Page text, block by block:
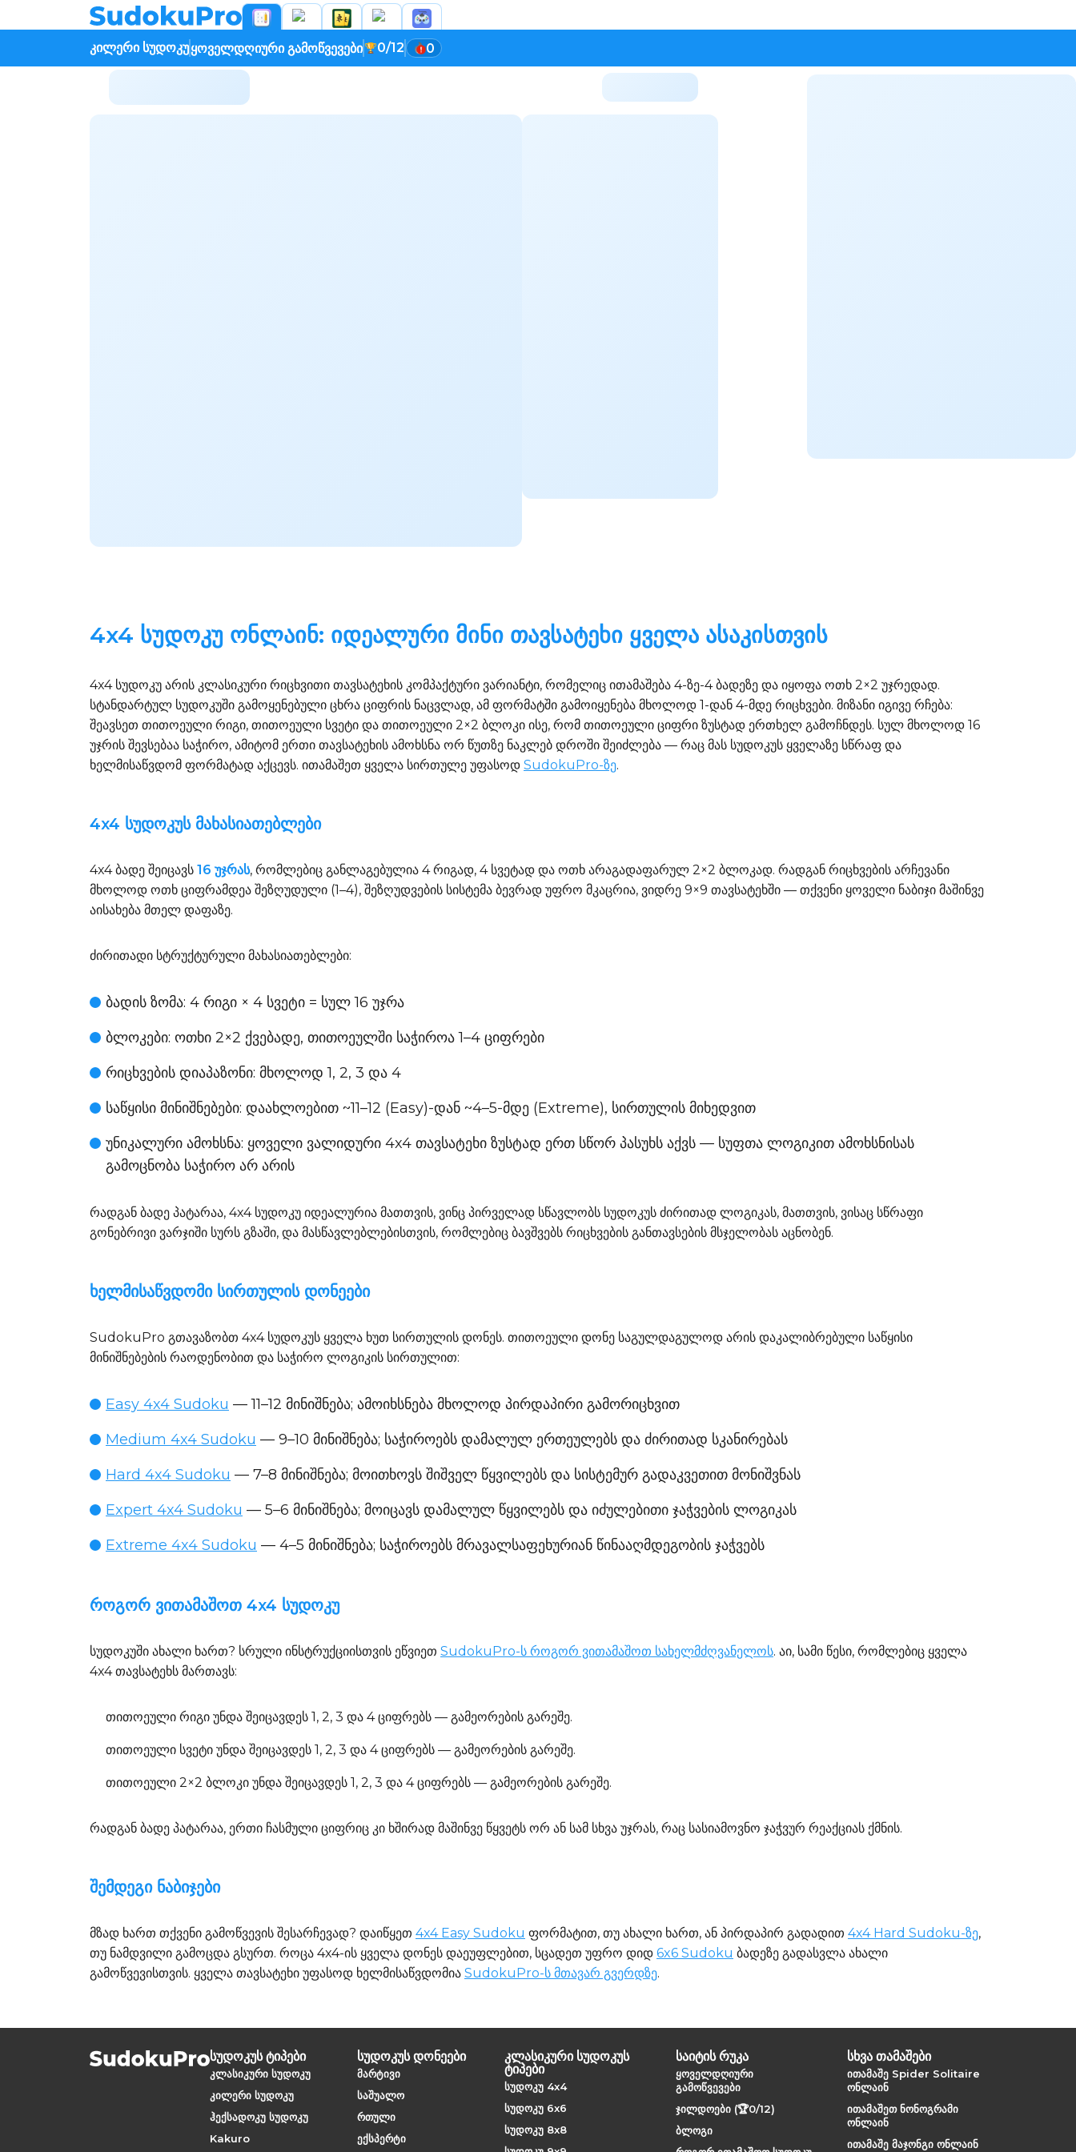
კილერი სუდოკუყოველდღიური გამოწვევები 0/12 0
4x4 სუდოკუ ონლაინ: იდეალური მინი თავსატეხი ყველა ასაკისთვის
4x4 სუდოკუ არის კლასიკური რიცხვითი თავსატეხის კომპაქტური ვარიანტი, რომელიც ითამაშება 4-ზე-4 ბადეზე და იყოფა ოთხ 2×2 უჯრედად.
სტანდარტულ სუდოკუში გამოყენებული ცხრა ციფრის ნაცვლად, ამ ფორმატში გამოიყენება მხოლოდ 1-დან 4-მდე რიცხვები. მიზანი იგივე რჩება:
შეავსეთ თითოეული რიგი, თითოეული სვეტი და თითოეული 2×2 ბლოკი ისე, რომ თითოეული ციფრი ზუსტად ერთხელ გამოჩნდეს. სულ მხოლოდ 16
უჯრის შევსებაა საჭირო, ამიტომ ერთი თავსატეხის ამოხსნა ორ წუთზე ნაკლებ დროში შეიძლება — რაც მას სუდოკუს ყველაზე სწრაფ და
ხელმისაწვდომ ფორმატად აქცევს. ითამაშეთ ყველა სირთულე უფასოდ SudokuPro-ზე.
4x4 სუდოკუს მახასიათებლები
4x4 ბადე შეიცავს 16 უჯრას, რომლებიც განლაგებულია 4 რიგად, 4 სვეტად და ოთხ არაგადაფარულ 2×2 ბლოკად. რადგან რიცხვების არჩევანი
მხოლოდ ოთხ ციფრამდეა შეზღუდული (1–4), შეზღუდვების სისტემა ბევრად უფრო მკაცრია, ვიდრე 9×9 თავსატეხში — თქვენი ყოველი ნაბიჯი მაშინვე
აისახება მთელ დაფაზე.
ძირითადი სტრუქტურული მახასიათებლები:
ბადის ზომა: 4 რიგი × 4 სვეტი = სულ 16 უჯრა
ბლოკები: ოთხი 2×2 ქვებადე, თითოეულში საჭიროა 1–4 ციფრები
რიცხვების დიაპაზონი: მხოლოდ 1, 2, 3 და 4
საწყისი მინიშნებები: დაახლოებით ~11–12 (Easy)-დან ~4–5-მდე (Extreme), სირთულის მიხედვით
უნიკალური ამოხსნა: ყოველი ვალიდური 4x4 თავსატეხი ზუსტად ერთ სწორ პასუხს აქვს — სუფთა ლოგიკით ამოხსნისას
გამოცნობა საჭირო არ არის
რადგან ბადე პატარაა, 4x4 სუდოკუ იდეალურია მათთვის, ვინც პირველად სწავლობს სუდოკუს ძირითად ლოგიკას, მათთვის, ვისაც სწრაფი
გონებრივი ვარჯიში სურს გზაში, და მასწავლებლებისთვის, რომლებიც ბავშვებს რიცხვების განთავსების მსჯელობას აცნობენ.
ხელმისაწვდომი სირთულის დონეები
SudokuPro გთავაზობთ 4x4 სუდოკუს ყველა ხუთ სირთულის დონეს. თითოეული დონე საგულდაგულოდ არის დაკალიბრებული საწყისი
მინიშნებების რაოდენობით და საჭირო ლოგიკის სირთულით:
Easy 4x4 Sudoku — 11–12 მინიშნება; ამოიხსნება მხოლოდ პირდაპირი გამორიცხვით
Medium 4x4 Sudoku — 9–10 მინიშნება; საჭიროებს დამალულ ერთეულებს და ძირითად სკანირებას
Hard 4x4 Sudoku — 7–8 მინიშნება; მოითხოვს შიშველ წყვილებს და სისტემურ გადაკვეთით მონიშვნას
Expert 4x4 Sudoku — 5–6 მინიშნება; მოიცავს დამალულ წყვილებს და იძულებითი ჯაჭვების ლოგიკას
Extreme 4x4 Sudoku — 4–5 მინიშნება; საჭიროებს მრავალსაფეხურიან წინააღმდეგობის ჯაჭვებს
როგორ ვითამაშოთ 4x4 სუდოკუ
სუდოკუში ახალი ხართ? სრული ინსტრუქციისთვის ეწვიეთ SudokuPro-ს როგორ ვითამაშოთ სახელმძღვანელოს. აი, სამი წესი, რომლებიც ყველა
4x4 თავსატეხს მართავს:
თითოეული რიგი უნდა შეიცავდეს 1, 2, 3 და 4 ციფრებს — გამეორების გარეშე.
თითოეული სვეტი უნდა შეიცავდეს 1, 2, 3 და 4 ციფრებს — გამეორების გარეშე.
თითოეული 2×2 ბლოკი უნდა შეიცავდეს 1, 2, 3 და 4 ციფრებს — გამეორების გარეშე.
რადგან ბადე პატარაა, ერთი ჩასმული ციფრიც კი ხშირად მაშინვე წყვეტს ორ ან სამ სხვა უჯრას, რაც სასიამოვნო ჯაჭვურ რეაქციას ქმნის.
შემდეგი ნაბიჯები
მზად ხართ თქვენი გამოწვევის შესარჩევად? დაიწყეთ 4x4 Easy Sudoku ფორმატით, თუ ახალი ხართ, ან პირდაპირ გადადით 4x4 Hard Sudoku-ზე,
თუ ნამდვილი გამოცდა გსურთ. როცა 4x4-ის ყველა დონეს დაეუფლებით, სცადეთ უფრო დიდ 6x6 Sudoku ბადეზე გადასვლა ახალი
გამოწვევისთვის. ყველა თავსატეხი უფასოდ ხელმისაწვდომია SudokuPro-ს მთავარ გვერდზე.
სუდოკუს ტიპები
კლასიკური სუდოკუ
კილერი სუდოკუ
ჰექსადოკუ სუდოკუ
Kakuro
სუდოკუს დონეები
მარტივი
საშუალო
რთული
ექსპერტი
კლასიკური სუდოკუს
ტიპები
სუდოკუ 4x4
სუდოკუ 6x6
სუდოკუ 8x8
საიტის რუკა
ყოველდღიური
გამოწვევები
ჯილდოები (🏆0/12)
ბლოგი
სხვა თამაშები
ითამაშე Spider Solitaire
ონლაინ
ითამაშეთ ნონოგრამი
ონლაინ
ითამაშე მაჯონგი ონლაინ